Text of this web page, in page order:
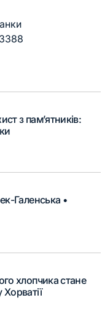
з пам’ятників:
Галенська •
хлопчика стане